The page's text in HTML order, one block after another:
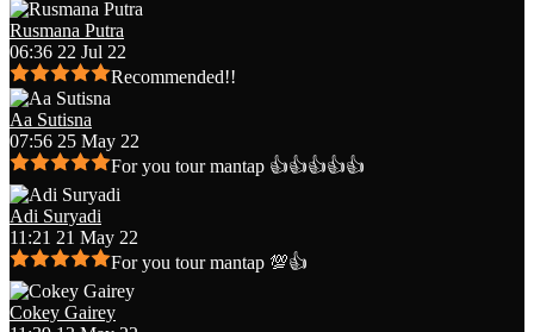
Rusmana Putra
06:36 22 Jul 22
Recommended!!
Aa Sutisna
07:56 25 May 22
For you tour mantap 👍👍👍👍👍
Adi Suryadi
11:21 21 May 22
For you tour mantap 💯👍
Cokey Gairey